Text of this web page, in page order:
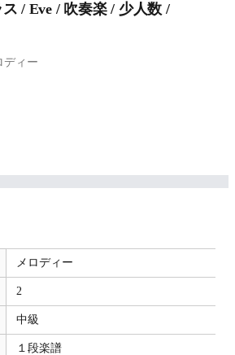
/ Eve / 吹奏楽 / 少人数 /
ディー
メロディー
2
中級
１段楽譜